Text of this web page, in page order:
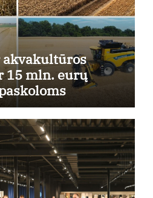
15 mln. eurų